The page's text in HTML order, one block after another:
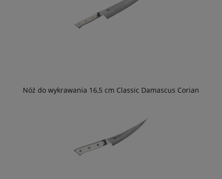
Nóż do wykrawania 16,5 cm Classic Damascus Corian